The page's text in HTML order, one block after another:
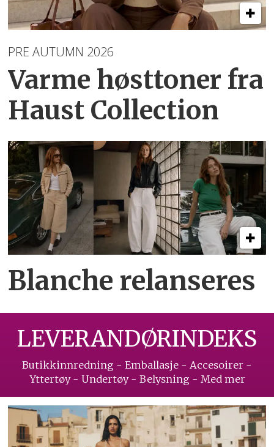
PRE AUTUMN 2026
Varme høsttoner fra
Haust Collection
Blanche relanseres
LEVERANDØRINDEKS
Butikkinnredning - Emballasje - Accesoirer -
Yttertøy - Undertøy - Belysning - Med mer